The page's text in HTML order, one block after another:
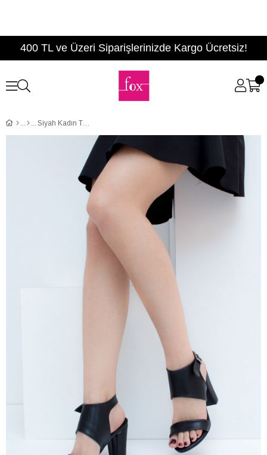
400 TL ve Üzeri Siparişlerinizde Kargo Ücretsiz!
Siyah Kadın Topuklu B922621109